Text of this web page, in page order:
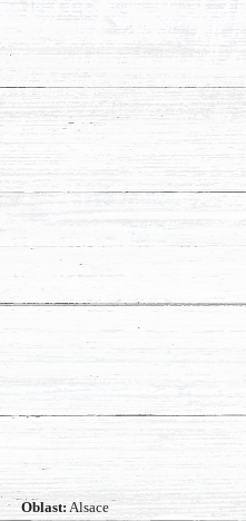
Oblast: Alsace